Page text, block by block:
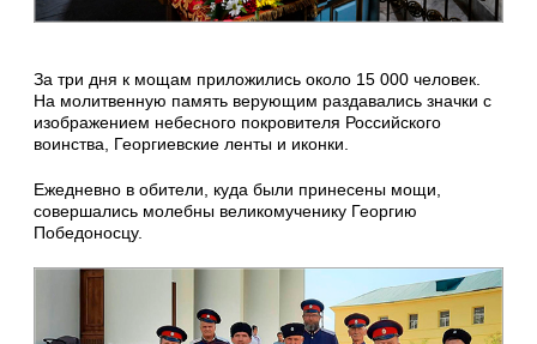
За три дня к мощам приложились около 15 000 человек.
На молитвенную память верующим раздавались значки с
изображением небесного покровителя Российского
воинства, Георгиевские ленты и иконки.
Ежедневно в обители, куда были принесены мощи,
совершались молебны великомученику Георгию
Победоносцу.